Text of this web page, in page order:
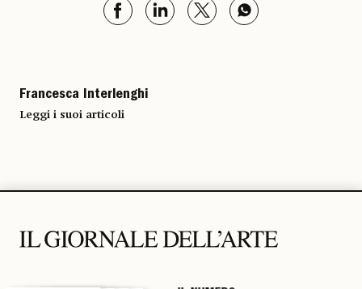
Francesca Interlenghi
Leggi i suoi articoli